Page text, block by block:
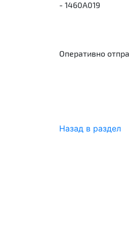
- 1460A019
Оперативно
Назад в раздел